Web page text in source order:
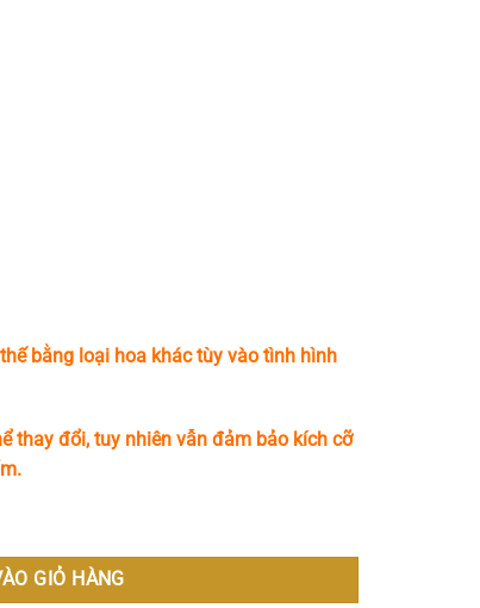
bằng loại hoa khác tùy vào tình hình
thay đổi, tuy nhiên vẫn đảm bảo kích cỡ
GIỎ HÀNG